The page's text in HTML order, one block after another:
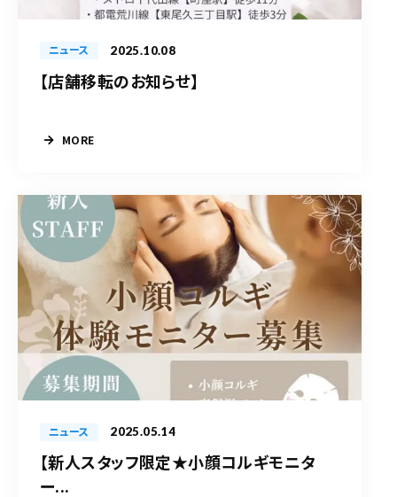
ニュース 2025.10.08
【店舗移転のお知らせ】
MORE
ニュース 2025.05.14
【新人スタッフ限定★小顔コルギモニタ
ー...